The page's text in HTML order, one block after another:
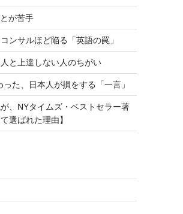
が苦手
ンサルほど陥る「英語の罠」
と上達しない人のちがい
た、日本人が損をする「一言」
、NYタイムズ・ベストセラー著
選ばれた理由】